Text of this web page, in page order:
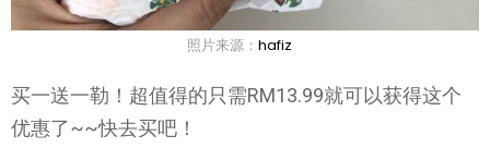
照片来源： hafiz
买一送一勒！超值得的只需RM13.99就可以获得这个
优惠了~~快去买吧！